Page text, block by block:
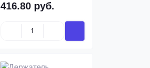
416.80 руб.